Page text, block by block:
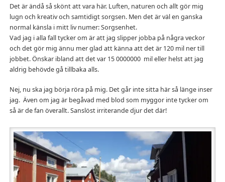
Det är ändå så skönt att vara här. Luften, naturen och allt gör mig
lugn och kreativ och samtidigt sorgsen. Men det är väl en ganska
normal känsla i mitt liv numer: Sorgsenhet.
Vad jag i alla fall tycker om är att jag slipper jobba på några veckor
och det gör mig ännu mer glad att känna att det är 120 mil ner till
jobbet. Önskar ibland att det var 15 0000000 mil eller helst att jag
aldrig behövde gå tillbaka alls.
Nej, nu ska jag börja röra på mig. Det går inte sitta här så länge inser
jag. Även om jag är begåvad med blod som myggor inte tycker om
så är de fan överallt. Sanslöst irriterande djur det där!